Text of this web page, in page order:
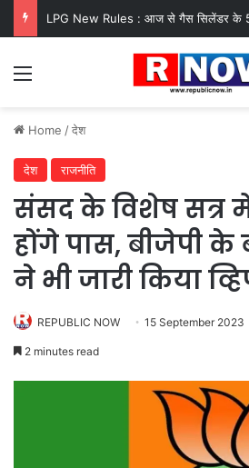
Menu
Home /देश
देश राजनीति
संसद के विशेष सत्र
होंगे पास, बीजेपी के
ने भी जारी किया
REPUBLIC NOW 15 September 2023
2 minutes read